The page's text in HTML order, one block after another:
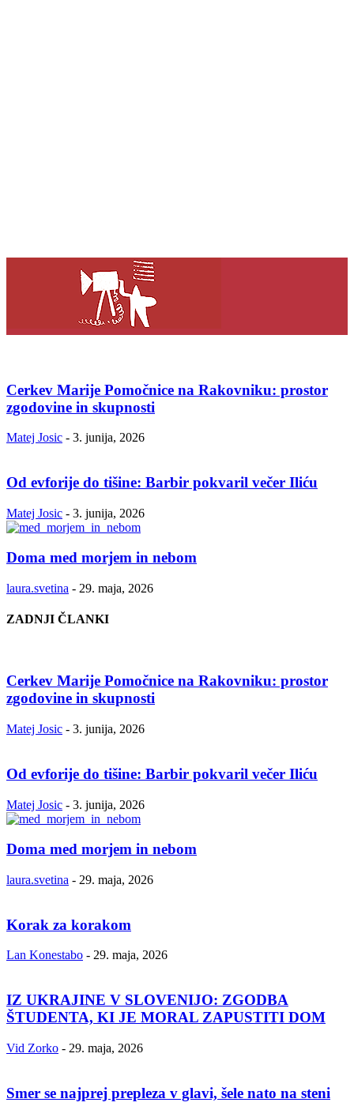
Cerkev Marije Pomočnice na Rakovniku: prostor
zgodovine in skupnosti
Matej Josic - 3. junija, 2026
Od evforije do tišine: Barbir pokvaril večer Iliću
Matej Josic - 3. junija, 2026
Doma med morjem in nebom
laura.svetina - 29. maja, 2026
ZADNJI ČLANKI
Cerkev Marije Pomočnice na Rakovniku: prostor
zgodovine in skupnosti
Matej Josic - 3. junija, 2026
Od evforije do tišine: Barbir pokvaril večer Iliću
Matej Josic - 3. junija, 2026
Doma med morjem in nebom
laura.svetina - 29. maja, 2026
Korak za korakom
Lan Konestabo - 29. maja, 2026
IZ UKRAJINE V SLOVENIJO: ZGODBA
ŠTUDENTA, KI JE MORAL ZAPUSTITI DOM
Vid Zorko - 29. maja, 2026
Smer se najprej prepleza v glavi, šele nato na steni